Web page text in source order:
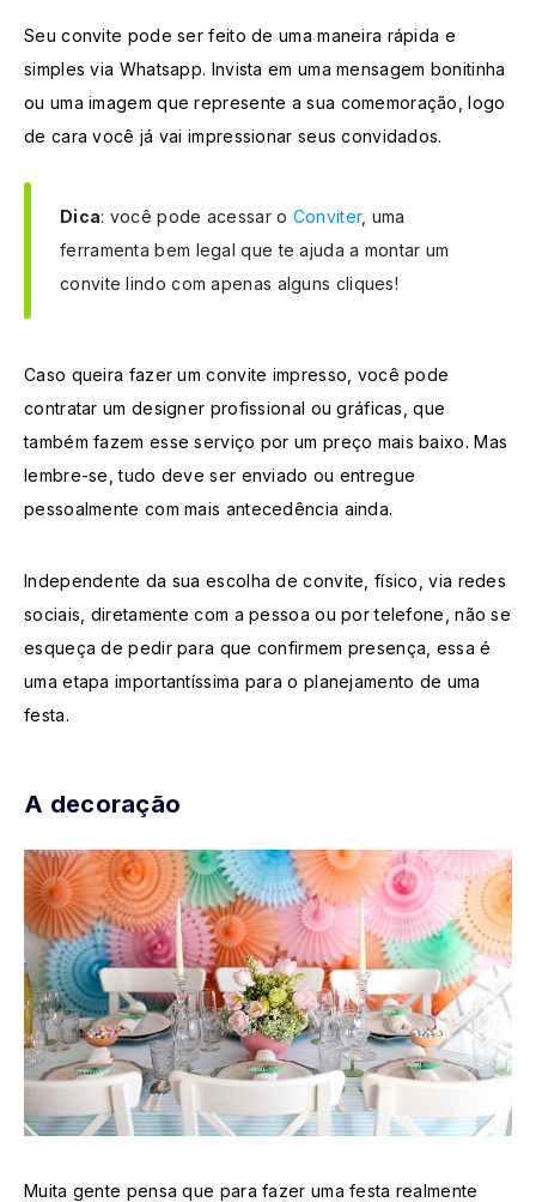
Seu convite pode ser feito de uma maneira rápida e
simples via Whatsapp. Invista em uma mensagem bonitinha
ou uma imagem que represente a sua comemoração, logo
de cara você já vai impressionar seus convidados.
Dica: você pode acessar o Conviter, uma
ferramenta bem legal que te ajuda a montar um
convite lindo com apenas alguns cliques!
Caso queira fazer um convite impresso, você pode
contratar um designer profissional ou gráficas, que
também fazem esse serviço por um preço mais baixo. Mas
lembre-se, tudo deve ser enviado ou entregue
pessoalmente com mais antecedência ainda.
Independente da sua escolha de convite, físico, via redes
sociais, diretamente com a pessoa ou por telefone, não se
esqueça de pedir para que confirmem presença, essa é
uma etapa importantíssima para o planejamento de uma
festa.
A decoração
Muita gente pensa que para fazer uma festa realmente